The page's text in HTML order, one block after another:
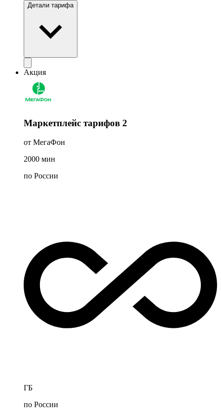
Детали тарифа
Акция
Маркетплейс тарифов 2
от МегаФон
2000 мин
по России
ГБ
по России